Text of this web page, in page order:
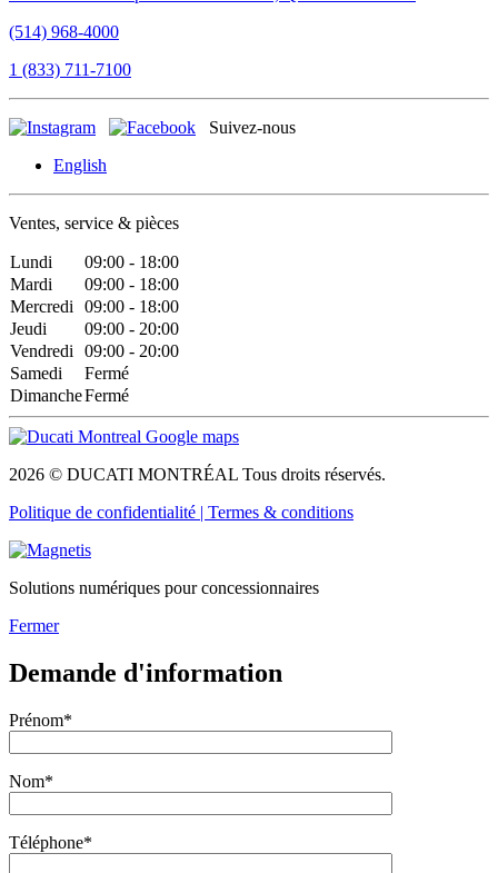
(514) 968-4000
1 (833) 711-7100
Suivez-nous
English
Ventes, service & pièces
Lundi
09:00 - 18:00
Mardi
09:00 - 18:00
Mercredi
09:00 - 18:00
Jeudi
09:00 - 20:00
Vendredi
09:00 - 20:00
Samedi
Fermé
DimancheFermé
2026 © DUCATI MONTRÉAL Tous droits réservés.
Politique de confidentialité | Termes & conditions
Solutions numériques pour concessionnaires
Fermer
Demande d'information
Prénom*
Nom*
Téléphone*